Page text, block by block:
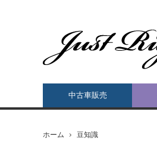
中古車販売
ホーム 豆知識